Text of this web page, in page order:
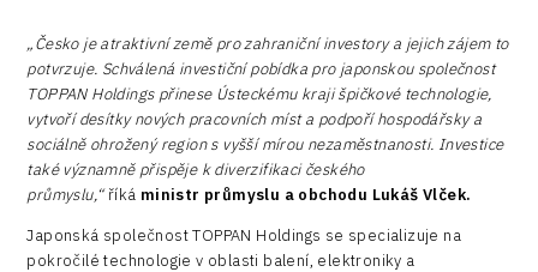
„Česko je atraktivní země pro zahraniční investory a jejich zájem to
potvrzuje. Schválená investiční pobídka pro japonskou společnost
TOPPAN Holdings přinese Ústeckému kraji špičkové technologie,
vytvoří desítky nových pracovních míst a podpoří hospodářsky a
sociálně ohrožený region s vyšší mírou nezaměstnanosti. Investice
také významně přispěje k diverzifikaci českého
průmyslu,“říká ministr průmyslu a obchodu Lukáš Vlček.
Japonská společnost TOPPAN Holdings se specializuje na
pokročilé technologie v oblasti balení, elektroniky a